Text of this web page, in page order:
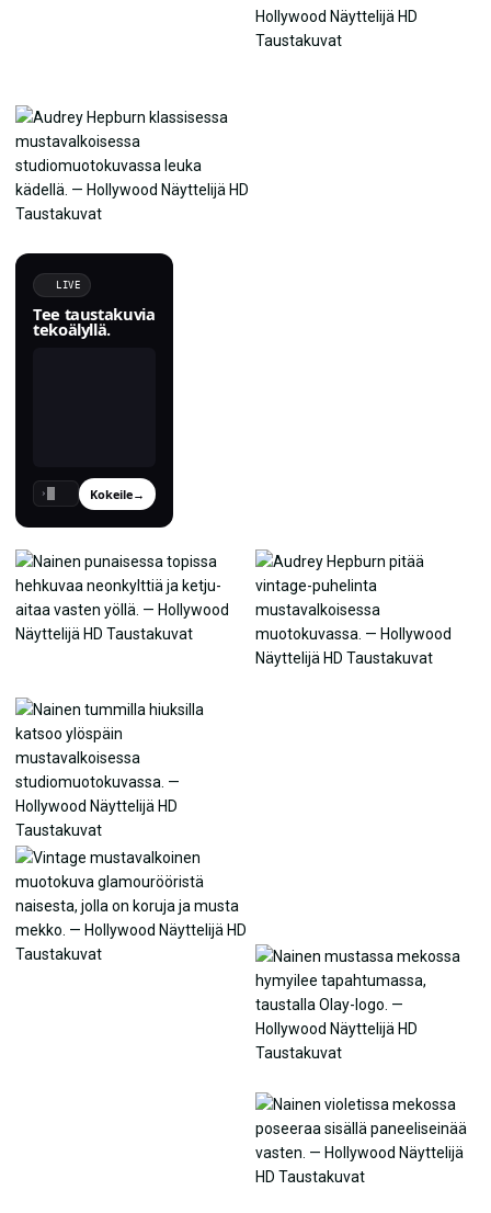
LIVE
Tee taustakuvia
tekoälyllä.
› Kokeile